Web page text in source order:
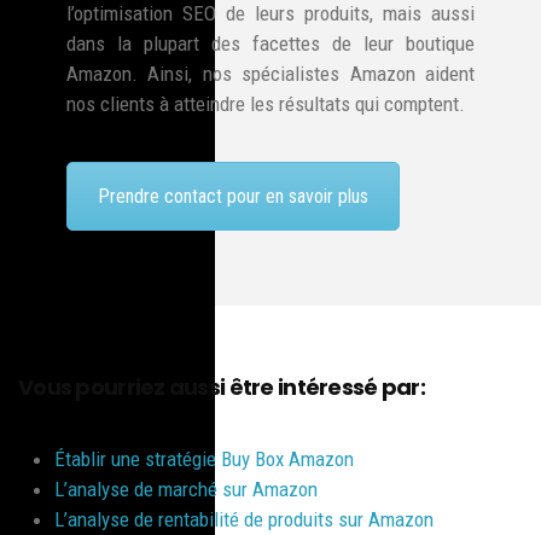
l’optimisation SEO de leurs produits, mais aussi
dans la plupart des facettes de leur boutique
Amazon. Ainsi, nos spécialistes Amazon aident
nos clients à atteindre les résultats qui comptent.
Prendre contact pour en savoir plus
Vous pourriez aussi être intéressé par:
Établir une stratégie Buy Box Amazon
L’analyse de marché sur Amazon
L’analyse de rentabilité de produits sur Amazon